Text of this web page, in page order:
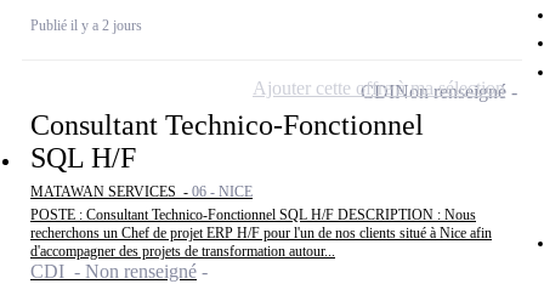
Publié il y a 2 jours
Consultant Technico-Fonctionnel
SQL H/F
MATAWAN SERVICES - 06 - NICE
POSTE : Consultant Technico-Fonctionnel SQL H/F DESCRIPTION : Nous
recherchons un Chef de projet ERP H/F pour l'un de nos clients situé à Nice afin
d'accompagner des projets de transformation autour...
CDI - Non renseigné
CDINon renseigné
Ajouter cette offre à ma sélection